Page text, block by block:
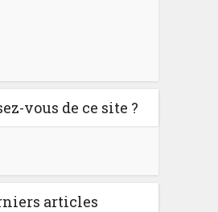
vous de ce site ?
articles